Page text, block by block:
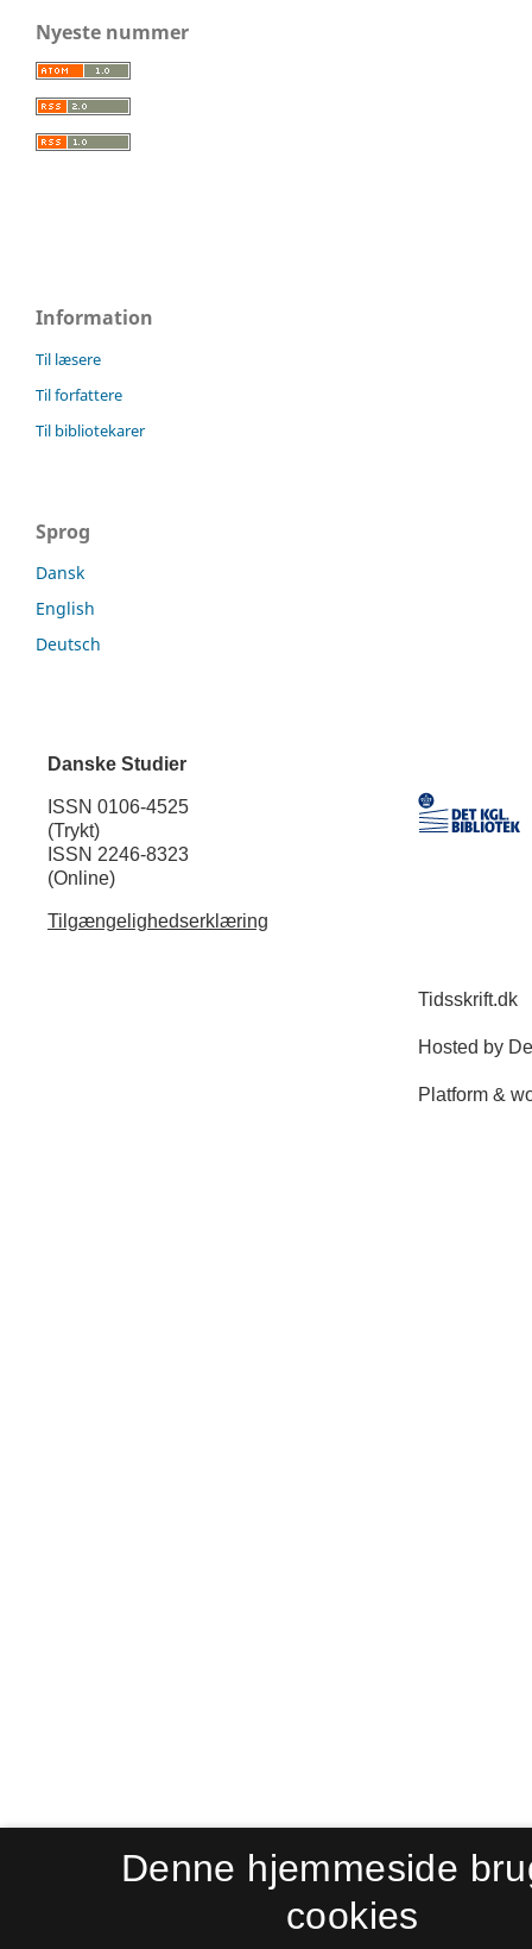
Nyeste nummer
Information
Til læsere
Til forfattere
Til bibliotekarer
Sprog
Dansk
English
Deutsch
Danske Studier
ISSN 0106-4525
(Trykt)
ISSN 2246-8323
(Online)
Tilgængelighedserklæring
Denne hjemmeside
cookies